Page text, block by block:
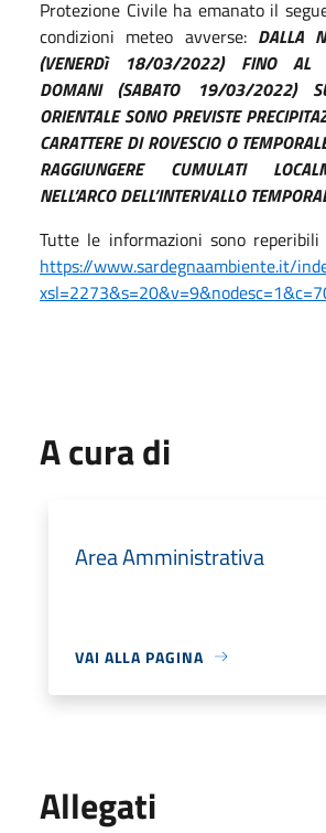
Protezione Civile ha emanato il
condizioni meteo avverse:DALLA
(VENERDì 18/03/2022) FINO AL
DOMANI (SABATO 19/03/2022)
ORIENTALE SONO PREVISTE
CARATTERE DI ROVESCIO O
RAGGIUNGERE CUMULATI
NELL’ARCO DELL’INTERVALLO
Tutte le informazioni sono
https://www.sardegnaambiente.it/
A cura di
Area Amministrativa
VAI ALLA PAGINA
Allegati